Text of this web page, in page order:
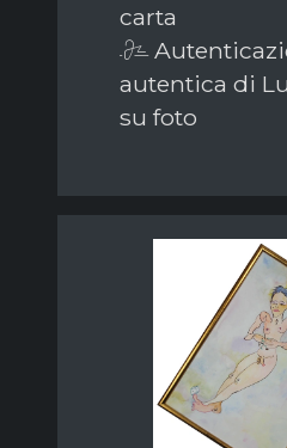
carta
autentica di
su foto